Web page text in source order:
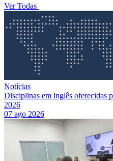
Ver Todas
Notícias
Disciplinas em inglês oferecidas
2026
07 ago 2026